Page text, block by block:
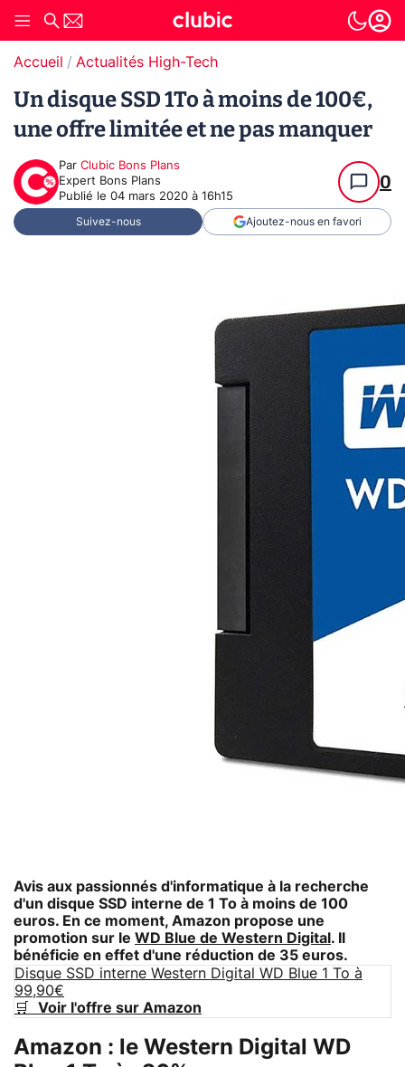
Accueil Actualités High-Tech
Un disque SSD 1To à moins de 100€,
une offre limitée et ne pas manquer
Par Clubic Bons Plans
Expert Bons Plans
Publié le 04 mars 2020 à 16h15
0
Suivez-nous Ajoutez-nous en favori
Avis aux passionnés d'informatique à la recherche
d'un disque SSD interne de 1 To à moins de 100
euros. En ce moment, Amazon propose une
promotion sur le WD Blue de Western Digital . Il
bénéficie en effet d'une réduction de 35 euros.
Disque SSD interne Western Digital WD Blue 1 To à
99,90€
🛒 Voir l'offre sur Amazon
Amazon : le Western Digital WD